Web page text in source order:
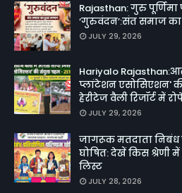
Rajasthan: गुरु
‘गुरुवंदन’:संत समाज
JULY 29, 2026
Hariyalo
प्लांटेशन एसोसिएशन'
हेरीटेज वैली रिजॉर्ट में
JULY 29, 2026
जागरूक मतदाता निबंध
घोषित: देखें किस श्रेणी
लिस्ट
JULY 28, 2026